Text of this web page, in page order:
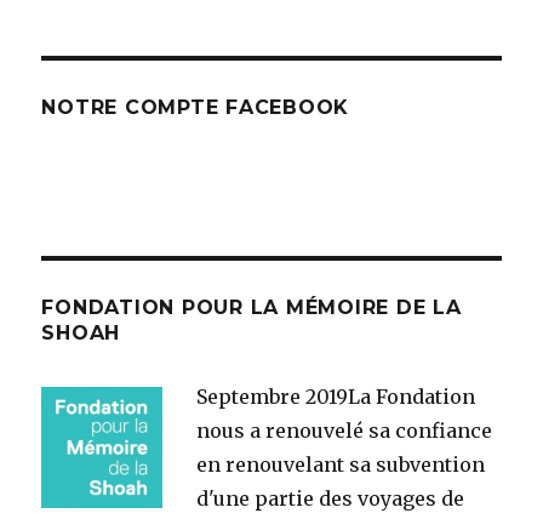
NOTRE COMPTE FACEBOOK
FONDATION POUR LA MÉMOIRE DE LA
SHOAH
Septembre 2019La Fondation
nous a renouvelé sa confiance
en renouvelant sa subvention
d'une partie des voyages de